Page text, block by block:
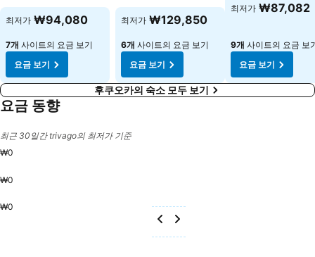
최저가 ₩94,080
7개 사이트의 요금 보기
요금 보기
최저가 ₩129,850
6개 사이트의 요금 보기
요금 보기
최저가 ₩87,082
9개 사이트의 요금 보
요금 보기
후쿠오카의 숙소 모두 보기
요금 동향
최근 30일간 trivago의 최저가 기준
₩0
₩0
₩0